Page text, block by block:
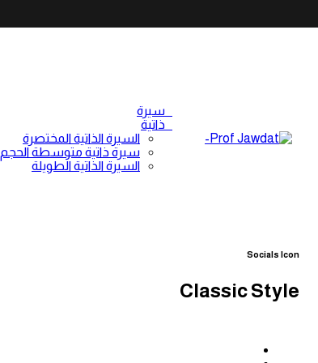
سيرة
ذاتية
السيرة الذاتية المختصرة
سيرة ذاتية متوسطة الحجم
السيرة الذاتية الطويلةSocial Icon
Socials Icon
Classic Style